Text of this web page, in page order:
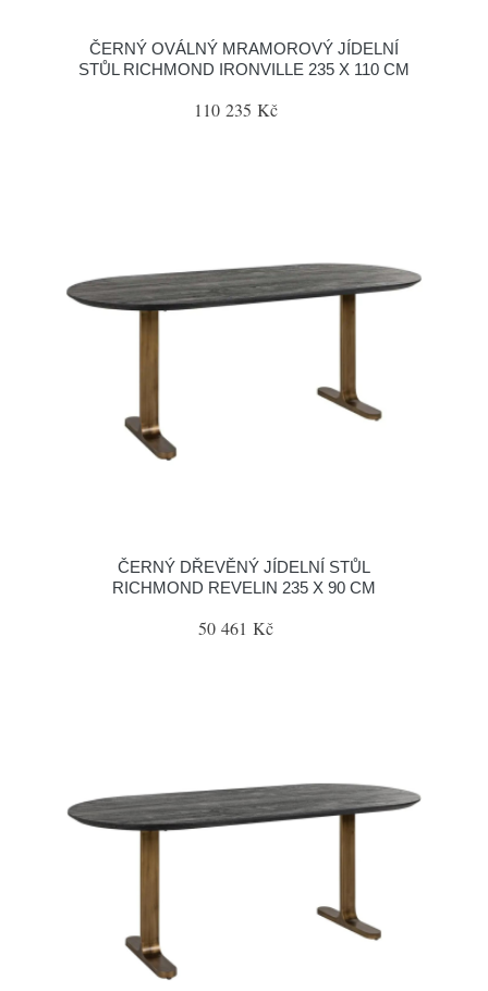
ČERNÝ OVÁLNÝ MRAMOROVÝ JÍDELNÍ
STŮL RICHMOND IRONVILLE 235 X 110 CM
110 235 Kč
ČERNÝ DŘEVĚNÝ JÍDELNÍ STŮL
RICHMOND REVELIN 235 X 90 CM
50 461 Kč